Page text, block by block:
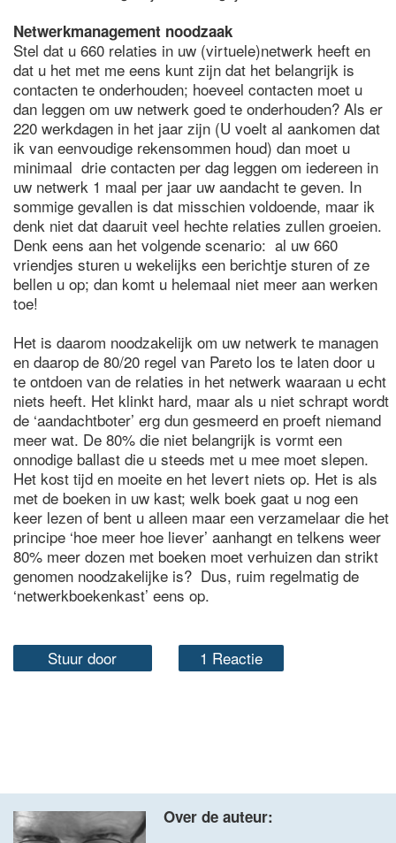
Netwerkmanagement noodzaak
Stel dat u 660 relaties in uw (virtuele)netwerk heeft en
dat u het met me eens kunt zijn dat het belangrijk is
contacten te onderhouden; hoeveel contacten moet u
dan leggen om uw netwerk goed te onderhouden? Als er
220 werkdagen in het jaar zijn (U voelt al aankomen dat
ik van eenvoudige rekensommen houd) dan moet u
minimaal drie contacten per dag leggen om iedereen in
uw netwerk 1 maal per jaar uw aandacht te geven. In
sommige gevallen is dat misschien voldoende, maar ik
denk niet dat daaruit veel hechte relaties zullen groeien.
Denk eens aan het volgende scenario: al uw 660
vriendjes sturen u wekelijks een berichtje sturen of ze
bellen u op; dan komt u helemaal niet meer aan werken
toe!
Het is daarom noodzakelijk om uw netwerk te managen
en daarop de 80/20 regel van Pareto los te laten door u
te ontdoen van de relaties in het netwerk waaraan u echt
niets heeft. Het klinkt hard, maar als u niet schrapt wordt
de ‘aandachtboter’ erg dun gesmeerd en proeft niemand
meer wat. De 80% die niet belangrijk is vormt een
onnodige ballast die u steeds met u mee moet slepen.
Het kost tijd en moeite en het levert niets op. Het is als
met de boeken in uw kast; welk boek gaat u nog een
keer lezen of bent u alleen maar een verzamelaar die het
principe ‘hoe meer hoe liever’ aanhangt en telkens weer
80% meer dozen met boeken moet verhuizen dan strikt
genomen noodzakelijke is? Dus, ruim regelmatig de
‘netwerkboekenkast’ eens op.
Stuur door 1 Reactie
Over de auteur: